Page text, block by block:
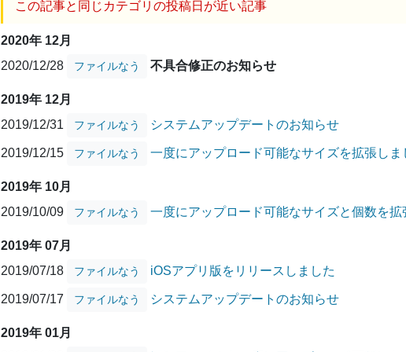
この記事と同じカテゴリの投稿日が近い記事
2020年 12月
2020/12/28
ファイルなう 不具合修正のお知らせ
2019年 12月
2019/12/31
ファイルなう システムアップデートのお知らせ
2019/12/15 ファイルなう 一度にアップロード可能なサイズを拡張しま
2019年 10月
2019/10/09
ファイルなう 一度にアップロード可能なサイズと個数を拡
2019年 07月
2019/07/18
ファイルなう iOSアプリ版をリリースしました
2019/07/17 ファイルなう システムアップデートのお知らせ
2019年 01月